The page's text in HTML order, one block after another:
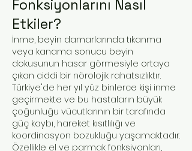
Fonksiyonlarını Nasıl
Etkiler?
İnme, beyin damarlarında tıkanma
veya kanama sonucu beyin
dokusunun hasar görmesiyle ortaya
çıkan ciddi bir nörolojik rahatsızlıktır.
Türkiye'de her yıl yüz binlerce kişi inme
geçirmekte ve bu hastaların büyük
çoğunluğu vücutlarının bir tarafında
güç kaybı, hareket kısıtlılığı ve
koordinasyon bozukluğu yaşamaktadır.
Özellikle el ve parmak fonksiyonları,